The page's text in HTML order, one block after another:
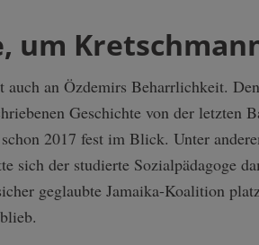
um
an Özdemirs Beharrlichkeit.
Geschichte von der letzten
2017 fest im Blick. Unter
sich der studierte Sozialpädagoge
geglaubte Jamaika-Koalition